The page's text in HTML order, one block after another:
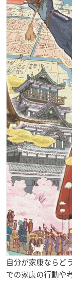
自分が家康ならど
での家康の行動や